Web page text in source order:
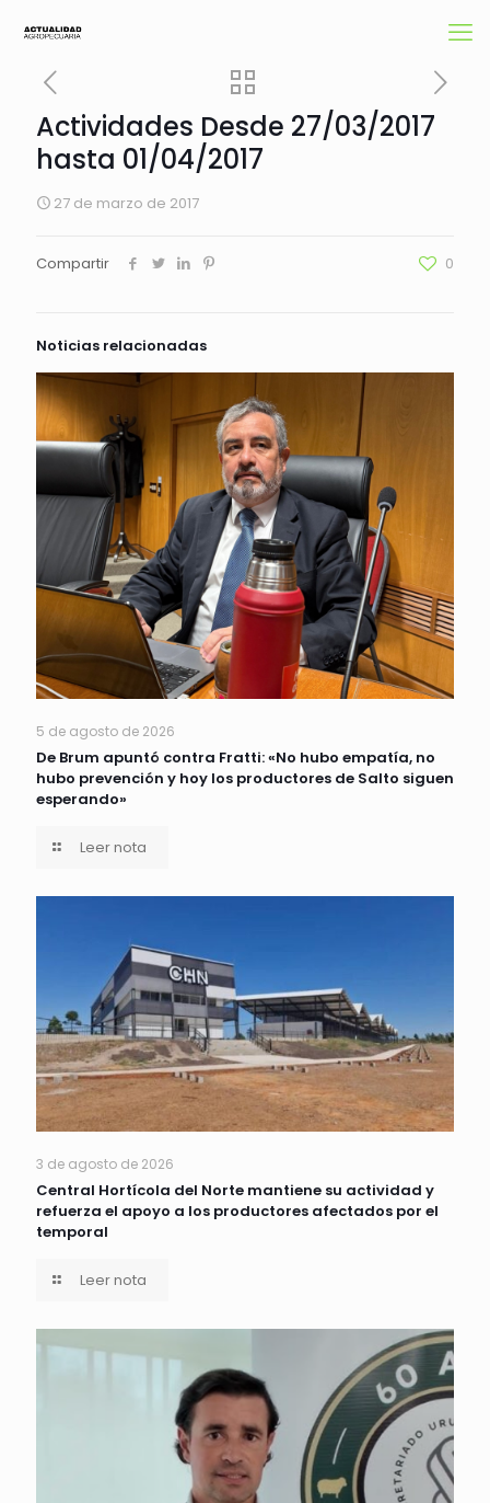
Actividades Desde 27/03/2017
hasta 01/04/2017
27 de marzo de 2017
Compartir 0
Noticias relacionadas
5 de agosto de 2026
De Brum apuntó contra Fratti: «No hubo empatía, no
hubo prevención y hoy los productores de Salto siguen
esperando»
Leer nota
3 de agosto de 2026
Central Hortícola del Norte mantiene su actividad y
refuerza el apoyo a los productores afectados por el
temporal
Leer nota